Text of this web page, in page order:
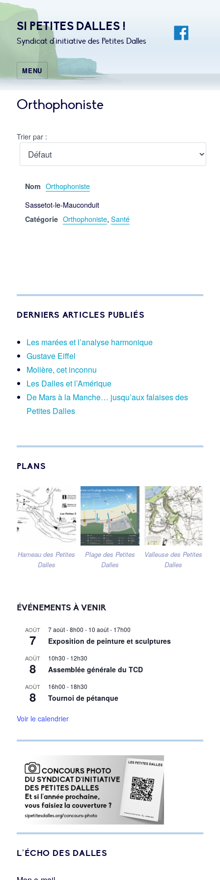
SI PETITES DALLES !
Syndicat d'initiative des Petites Dalles
MENU
Orthophoniste
Trier par :
Nom Orthophoniste
Sassetot-le-Mauconduit
Catégorie Orthophoniste,Santé
DERNIERS ARTICLES PUBLIÉS
Les marées et l’analyse harmonique
Gustave Eiffel
Molière, cet inconnu
Les Dalles et l’Amérique
De Mars à la Manche… jusqu’aux falaises des
Petites Dalles
PLANS
Hameau des Petites
Dalles
Plage des Petites
Dalles
Valleuse des Petites
Dalles
ÉVÉNEMENTS À VENIR
AOÛT
7
7 août - 8h00 - 10 août - 17h00
Exposition de peinture et sculptures
AOÛT
8
10h30 - 12h30
Assemblée générale du TCD
AOÛT
8
16h00 - 18h30
Tournoi de pétanque
Voir le calendrier
L’ÉCHO DES DALLES